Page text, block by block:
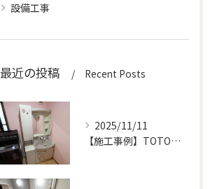
設備工事
最近の投稿 Recent Posts
2025/11/11
【施工事例】TOTOオクターブで洗面化粧台を交換！収納力とデザイン性がアップ！